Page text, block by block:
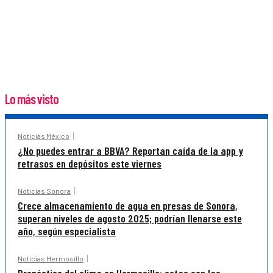
Lo más visto
Noticias México
¿No puedes entrar a BBVA? Reportan caída de la app y
retrasos en depósitos este viernes
Noticias Sonora
Crece almacenamiento de agua en presas de Sonora,
superan niveles de agosto 2025; podrían llenarse este
año, según especialista
Noticias Hermosillo